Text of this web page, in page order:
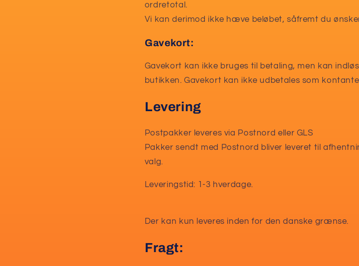
ordretotal.
Vi kan derimod ikke hæve beløbet, såfremt du
Gavekort:
Gavekort kan ikke bruges til betaling, men kan
butikken. Gavekort kan ikke udbetales som
Levering
Postpakker leveres via Postnord eller GLS
Pakker sendt med Postnord bliver leveret til
valg.
Leveringstid: 1-3 hverdage.
Der kan kun leveres inden for den danske grænse.
Fragt: